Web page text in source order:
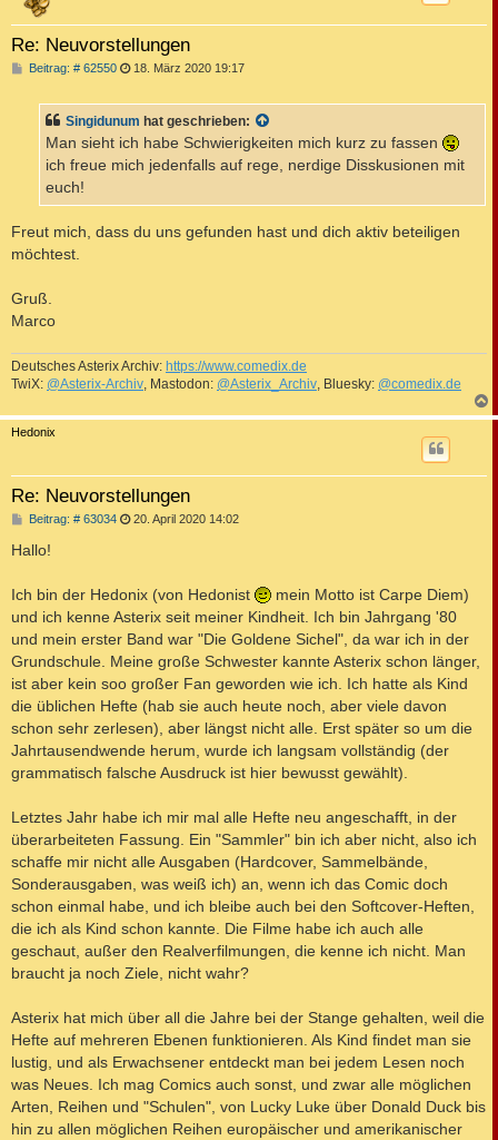
Re: Neuvorstellungen
Beitrag: # 62550B
r
a
18. März 2020 19:17
Singidunum hat geschrieben:
Man sieht ich habe Schwierigkeiten mich kurz zu fassen
ich freue mich jedenfalls auf rege, nerdige Disskusionen mit
euch!
Freut mich, dass du uns gefunden hast und dich aktiv beteiligen
möchtest.
Gruß.
Marco
Deutsches Asterix Archiv: https://www.comedix.de
TwiX: @Asterix-Archiv, Mastodon: @Asterix_Archiv, Bluesky: @comedix.de
a
Hedonix
Re: Neuvorstellungen
Beitrag: # 63034B
a
g
20. April 2020 14:02
Hallo!
Ich bin der Hedonix (von Hedonist
mein Motto ist Carpe Diem)
und ich kenne Asterix seit meiner Kindheit. Ich bin Jahrgang '80
und mein erster Band war "Die Goldene Sichel", da war ich in der
Grundschule. Meine große Schwester kannte Asterix schon länger,
ist aber kein soo großer Fan geworden wie ich. Ich hatte als Kind
die üblichen Hefte (hab sie auch heute noch, aber viele davon
schon sehr zerlesen), aber längst nicht alle. Erst später so um die
Jahrtausendwende herum, wurde ich langsam vollständig (der
grammatisch falsche Ausdruck ist hier bewusst gewählt).
Letztes Jahr habe ich mir mal alle Hefte neu angeschafft, in der
überarbeiteten Fassung. Ein "Sammler" bin ich aber nicht, also ich
schaffe mir nicht alle Ausgaben (Hardcover, Sammelbände,
Sonderausgaben, was weiß ich) an, wenn ich das Comic doch
schon einmal habe, und ich bleibe auch bei den Softcover-Heften,
die ich als Kind schon kannte. Die Filme habe ich auch alle
geschaut, außer den Realverfilmungen, die kenne ich nicht. Man
braucht ja noch Ziele, nicht wahr?
Asterix hat mich über all die Jahre bei der Stange gehalten, weil die
Hefte auf mehreren Ebenen funktionieren. Als Kind findet man sie
lustig, und als Erwachsener entdeckt man bei jedem Lesen noch
was Neues. Ich mag Comics auch sonst, und zwar alle möglichen
Arten, Reihen und "Schulen", von Lucky Luke über Donald Duck bis
hin zu allen möglichen Reihen europäischer und amerikanischer